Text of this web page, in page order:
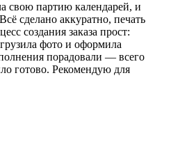
свою партию календарей, и
сделано аккуратно, печать
создания заказа прост:
фото и оформила
порадовали — всего
готово. Рекомендую для